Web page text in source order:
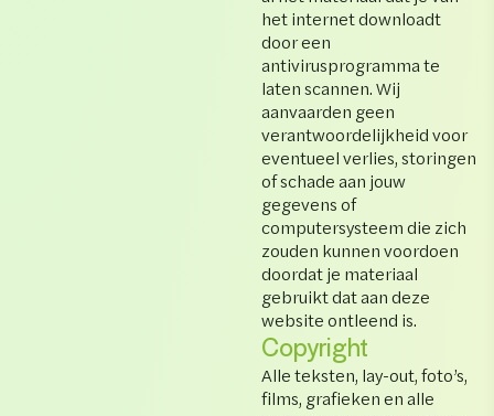
het internet downloadt
door een
antivirusprogramma te
laten scannen. Wij
aanvaarden geen
verantwoordelijkheid voor
eventueel verlies, storingen
of schade aan jouw
gegevens of
computersysteem die zich
zouden kunnen voordoen
doordat je materiaal
gebruikt dat aan deze
website ontleend is.
Copyright
Alle teksten, lay-out, foto’s,
films, grafieken en alle